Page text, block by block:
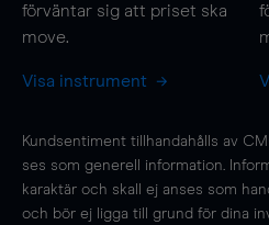
förväntar sig att priset ska
move.
Visa instrument
Kundsentiment tillhandahålls av
ses som generell information.
karaktär och skall ej anses som
och bör ej ligga till grund för dina